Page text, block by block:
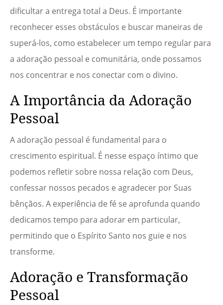
dificultar a entrega total a Deus. É importante
reconhecer esses obstáculos e buscar maneiras de
superá-los, como estabelecer um tempo regular para
a adoração pessoal e comunitária, onde possamos
nos concentrar e nos conectar com o divino.
A Importância da Adoração
Pessoal
A adoração pessoal é fundamental para o
crescimento espiritual. É nesse espaço íntimo que
podemos refletir sobre nossa relação com Deus,
confessar nossos pecados e agradecer por Suas
bênçãos. A experiência de fé se aprofunda quando
dedicamos tempo para adorar em particular,
permitindo que o Espírito Santo nos guie e nos
transforme.
Adoração e Transformação
Pessoal